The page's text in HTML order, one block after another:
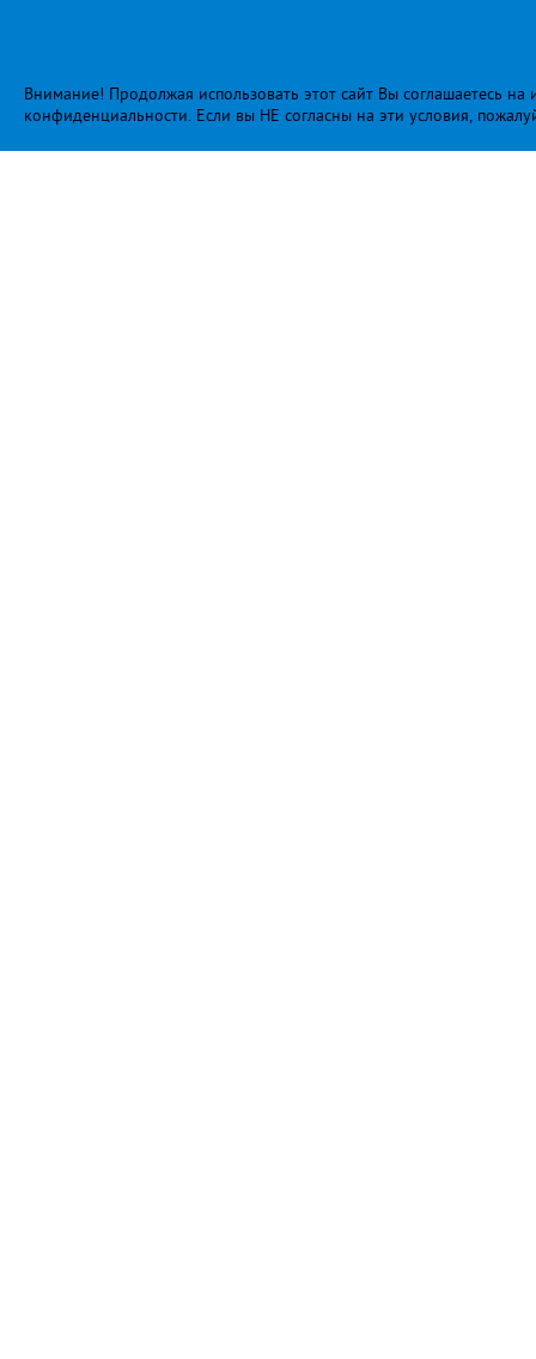
Внимание! Продолжая использовать этот сайт Вы соглашаетесь
конфиденциальности. Если вы НЕ согласны на эти условия,